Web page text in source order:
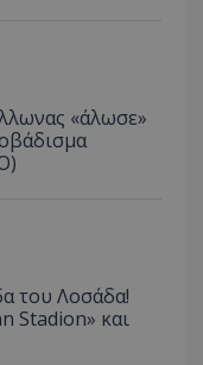
«άλωσε»
του Λοσάδα!
Stadion» και